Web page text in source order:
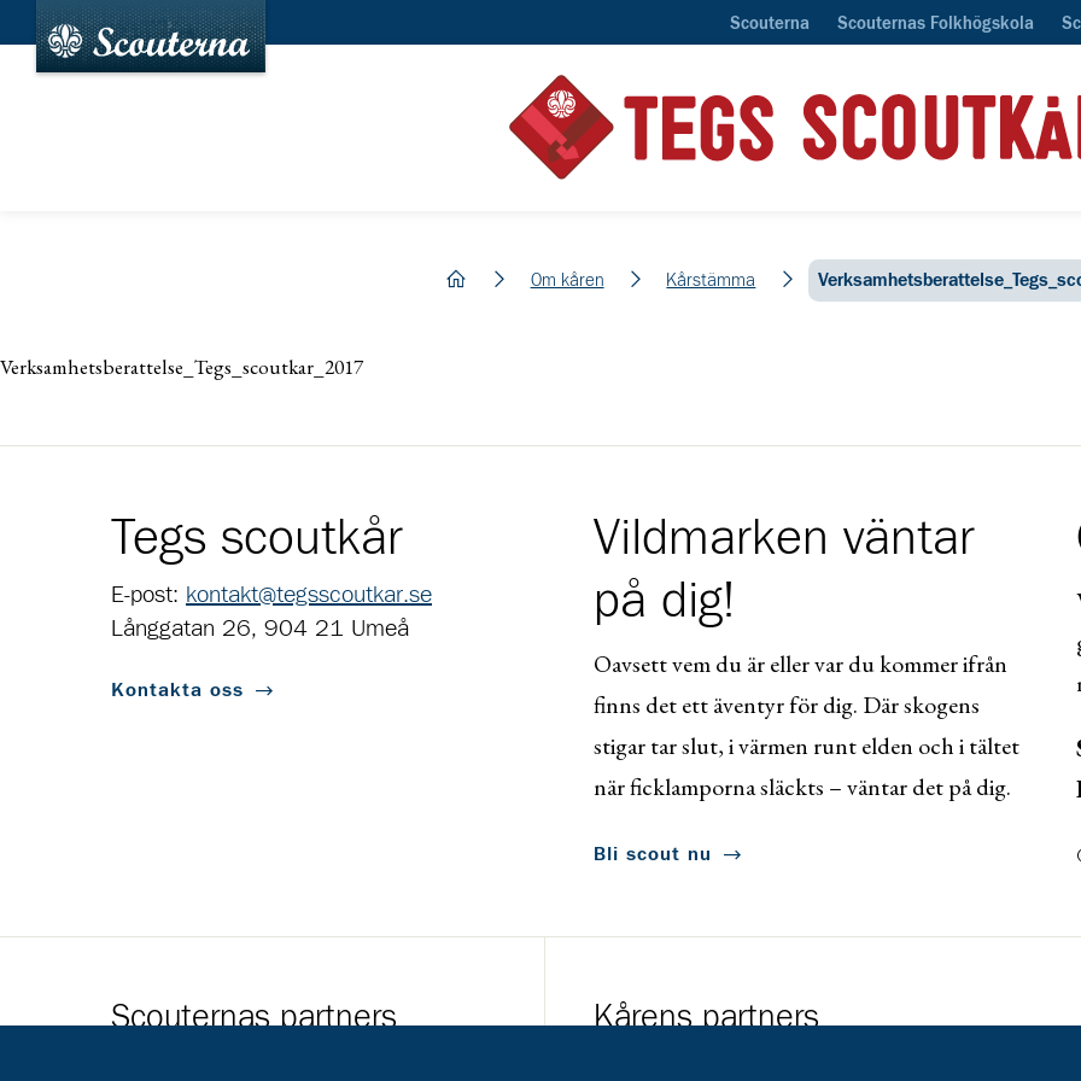
Scouterna Scouternas Folkhögskola
hem Om kåren Kårstämma
Verksamhetsberattelse_Tegs_scoutkar_2017
Tegs scoutkår
E-post: kontakt@tegsscoutkar.se
Långgatan 26, 904 21 Umeå
Kontakta oss
Vildmarken väntar
på dig!
Oavsett vem du är eller var du kommer ifrån
finns det ett äventyr för dig. Där skogens
stigar tar slut, i värmen runt elden och i tältet
när ficklamporna släckts – väntar det på dig.
Bli scout nu
Scouternas partners Kårens partners